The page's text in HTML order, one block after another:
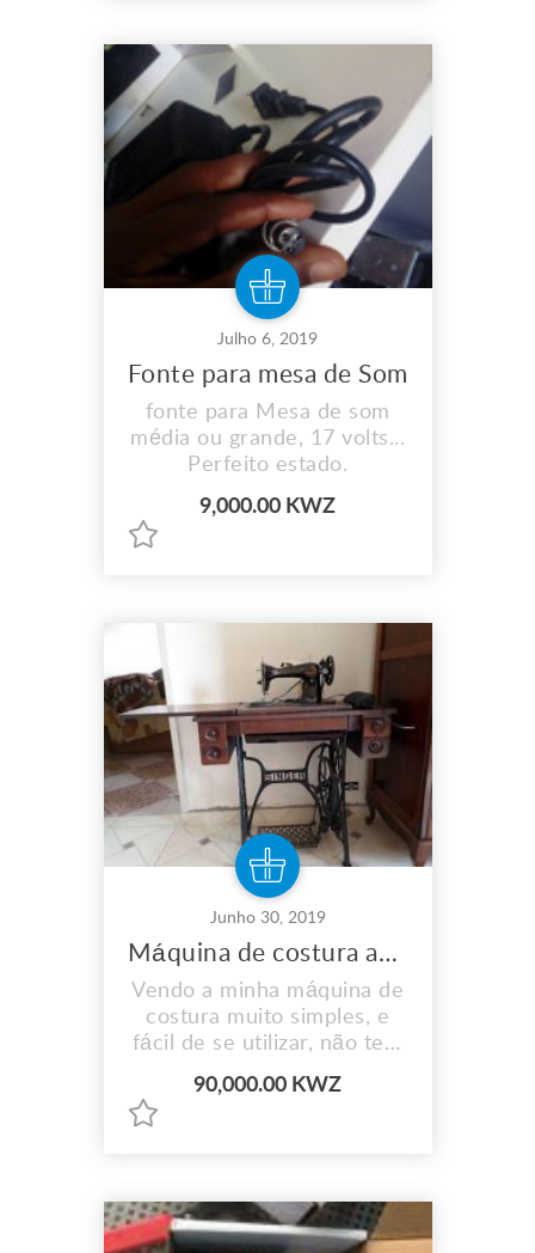
Julho 6, 2019
Fonte para mesa de Som
fonte para Mesa de som
média ou grande, 17 volts...
Perfeito estado.
9,000.00 KWZ
Junho 30, 2019
Máquina de costura automática e muito simples de usá-la.
Vendo a minha máquina de
costura muito simples, e
fácil de se utilizar, não tem
normalmente preço
90,000.00 KWZ